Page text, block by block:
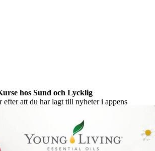
hos Sund och Lycklig
efter att du har lagt till nyheter i appens